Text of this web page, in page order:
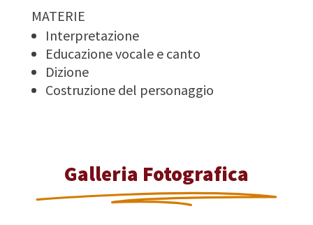
MATERIE
Interpretazione
Educazione vocale e canto
Dizione
Costruzione del personaggio
Galleria Fotografica